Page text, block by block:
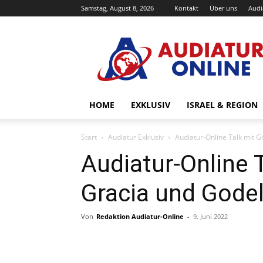
Samstag, August 8, 2026 Kontakt Über uns
Online
HOME EXKLUSIV ISRAEL & REGION
Start Audiatur Exklusiv Audiatur-Online Talk mit
Audiatur-Online
Gracia und
Von Redaktion Audiatur-Online - 9. Juni 2022